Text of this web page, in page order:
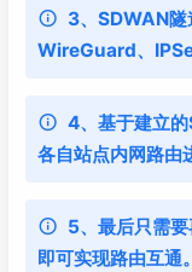
3、SDWAN隧
WireGuard、
4、基于建立
各自站点内网路由
5、最后只需
即可实现路由互通。